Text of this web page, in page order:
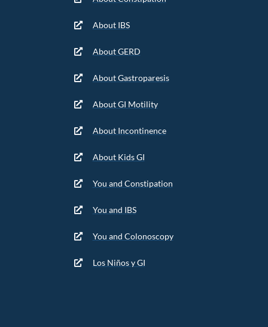
About IBS
About GERD
About Gastroparesis
About GI Motility
About Incontinence
About Kids GI
You and Constipation
You and IBS
You and Colonoscopy
Los Niños y GI